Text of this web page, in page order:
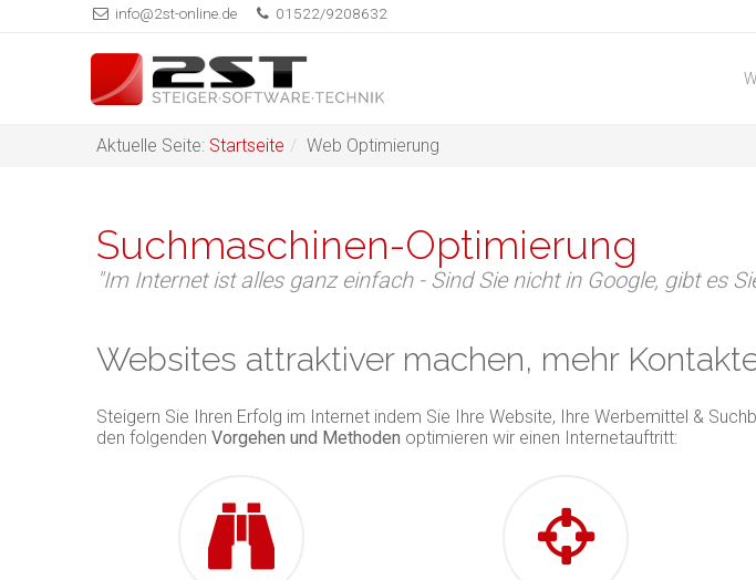
info@2st-online.de 01522/9208632
Aktuelle Seite: Startseite / Web Optimierung
Suchmaschinen-Optimierung
"Im Internet ist alles ganz einfach - Sind Sie nicht in Google, gibt es
Websites attraktiver machen, mehr
Steigern Sie Ihren Erfolg im Internet indem Sie Ihre Website, Ihre Werbemittel &
den folgenden Vorgehen und Methoden optimieren wir einen Internetauftritt: